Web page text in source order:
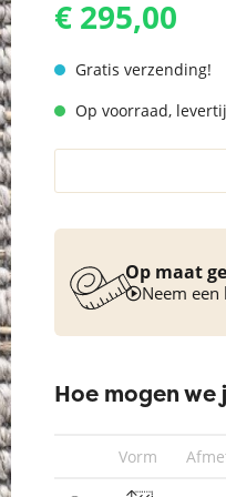
Vloerkleed turquoise
€ 295,00
Gratis verzending!
Op voorraad,
Op maat
Neem
Hoe mogen
Vorm